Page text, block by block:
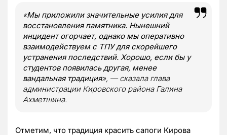
«Мы приложили значительные усилия для
восстановления памятника. Нынешний
инцидент огорчает, однако мы оперативно
взаимодействуем с ТПУ для скорейшего
устранения последствий. Хорошо, если бы у
студентов появилась другая, менее
вандальная традиция», — сказала глава
администрации Кировского района Галина
Ахметшина.
Отметим, что традиция красить сапоги Кирова